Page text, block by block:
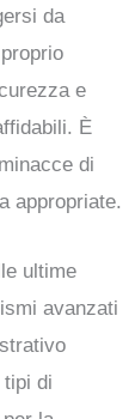
da
e
È
di
appropriate.
ultime
avanzati
di